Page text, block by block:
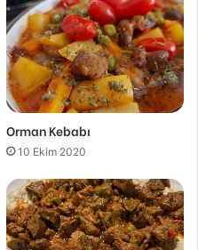
Orman Kebabı
10 Ekim 2020